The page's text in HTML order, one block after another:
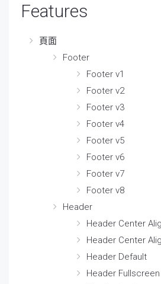
Features
頁面
Footer
Footer v1
Footer v2
Footer v3
Footer v4
Footer v5
Footer v6
Footer v7
Footer v8
Header
Header Center
Header Center
Header Default
Header Fullscreen